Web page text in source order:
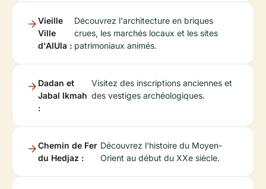
Vieille
Ville
d'AlUla :
Découvrez l'architecture en briques
crues, les marchés locaux et les sites
patrimoniaux animés.
Dadan et
Jabal Ikmah
:
Visitez des inscriptions anciennes et
des vestiges archéologiques.
Chemin de Fer
du Hedjaz :
Découvrez l'histoire du Moyen-
Orient au début du XXe siècle.